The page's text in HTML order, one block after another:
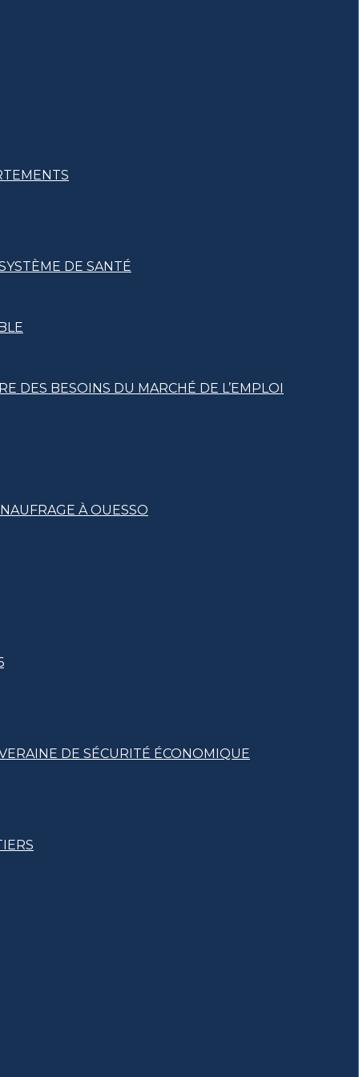
DE SANTÉ
DES BESOINS DU MARCHÉ DE L’EMPLOI
À OUESSO
DE SÉCURITÉ ÉCONOMIQUE